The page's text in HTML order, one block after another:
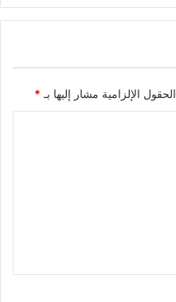
الحقول الإلزامية مشار إليها بـ *